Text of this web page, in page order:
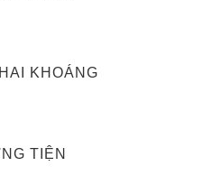
KHOÁNG
TIỆN